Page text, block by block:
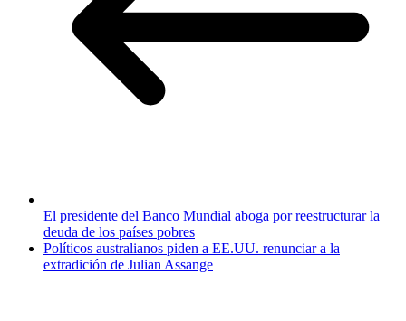
El presidente del Banco Mundial aboga por reestructurar la
deuda de los países pobres
Políticos australianos piden a EE.UU. renunciar a la
extradición de Julian Assange